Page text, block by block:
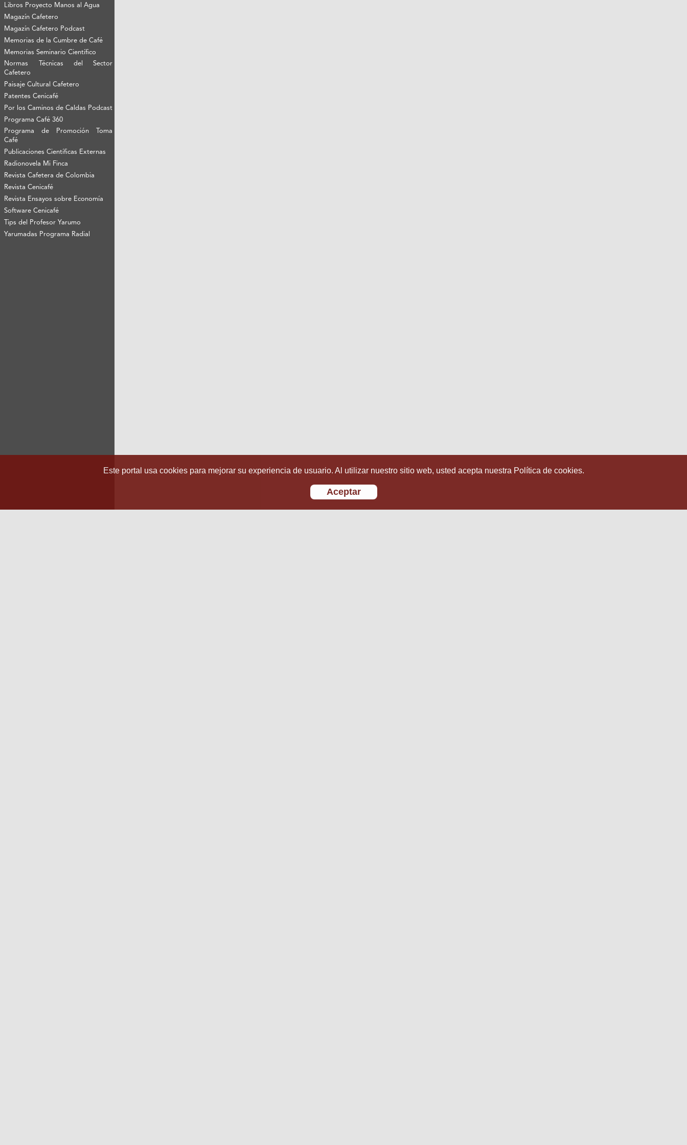
Libros Proyecto Manos al Agua
Magazín Cafetero
Magazín Cafetero Podcast
Memorias de la Cumbre de Café
Memorias Seminario Científico
Normas Técnicas del Sector
Cafetero
Paisaje Cultural Cafetero
Patentes Cenicafé
Por los Caminos de Caldas Podcast
Programa Café 360
Programa de Promoción Toma
Café
Publicaciones Científicas Externas
Radionovela Mi Finca
Revista Cafetera de Colombia
Revista Cenicafé
Revista Ensayos sobre Economía
Software Cenicafé
Tips del Profesor Yarumo
Yarumadas Programa Radial
Este portal usa cookies para mejorar su experiencia de usuario. Al utilizar nuestro sitio web, usted acepta nuestra Política de cookies.
Aceptar